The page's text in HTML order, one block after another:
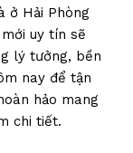
ở Hải Phòng
uy tín sẽ
lý tưởng, bền
nay để tận
hảo mang
chi tiết.